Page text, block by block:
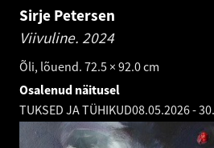
Sirje Petersen
Viivuline. 2024
Õli, lõuend. 72.5 × 92.0 cm
Osalenud näitusel
TUKSED JA TÜHIKUD08.05.2026-